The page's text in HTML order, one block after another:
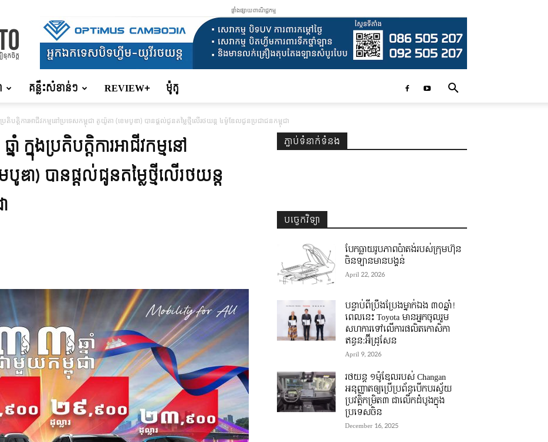
ផ្ទាំងផ្សាយពាណិជ្ជកម្ម
គន្លឹះសំខាន់ៗ REVIEW+ ម៉ូតូ
តិបត្តិការអាជីវកម្មនៅប្រទេសកម្ពុជា តូយ៉ូតា (ខេមបូឌា) បានផ្ដល់ជូនតម្លៃថ្មីលើរថយន្ដ ៤ម៉ូឌែលជូនប្រជាជនកម្ពុជា
ក្នុងប្រតិបត្តិការអាជីវកម្មនៅ
ឌា) បានផ្ដល់ជូនតម្លៃថ្មីលើរថយន្ដ
ភ្ជាប់ទំនាក់ទំនង
បច្ចេកវិទ្យា
បែកធ្លាយរូបភាពប៉ាតង់របស់ក្រុមហ៊ុន
ចិនឡានមានបង្គន់
April 22, 2026
បន្ទាប់ពីប្រឹងប្រែងម្នាក់ឯង ៣០ឆ្នាំ! ​
ពេលនេះ Toyota មានអ្នកចូលរួម
សហការទៅលើការផលិតកោសិកា
ឥន្ធន:អ៊ីដ្រូសែន
April 9, 2026
រថយន្ត ១ម៉ូឌែលរបស់ Changan
អនុញ្ញាតឲ្យប្រើប្រព័ន្ធបើកបរស្វ័យ
ប្រវត្តិកម្រិត៣ ជាលើកដំបូងក្នុង
ប្រទេសចិន
December 16, 2025